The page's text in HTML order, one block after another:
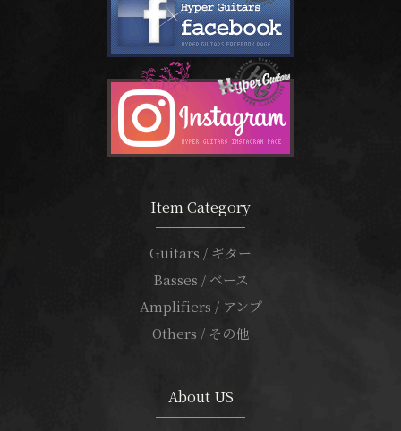
Item Category
Guitars / ギター
Basses / ベース
Amplifiers / アンプ
Others / その他
About US